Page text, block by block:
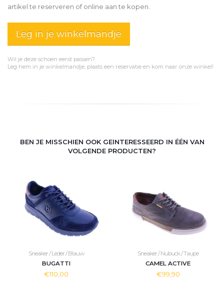
artikel te reserveren of online aan te kopen.
Leg in je winkelmandje
Wil je deze schoen eerst passen?
Leg hem in je winkelmandje, plaats een reservatie en kom naar onze winkel!
BEN JE MISSCHIEN OOK GEINTERESSEERD IN ÉÉN VAN
VOLGENDE PRODUCTEN?
Sneaker / Leder / Blauw
BUGATTI
€110,00
Sneaker / Nubuck / Taupe
CAMEL ACTIVE
€99,90